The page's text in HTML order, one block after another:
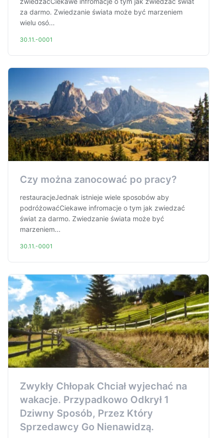
za darmo. Zwiedzanie świata może być marzeniem
wielu osó...
30.11.-0001
Czy można zanocować po pracy?
restauracjeJednak istnieje wiele sposobów aby
podróżowaćCiekawe infromacje o tym jak zwiedzać
świat za darmo. Zwiedzanie świata może być
marzeniem...
30.11.-0001
Zwykły Chłopak Chciał wyjechać na
wakacje. Przypadkowo Odkrył 1
Dziwny Sposób, Przez Który
Sprzedawcy Go Nienawidzą.